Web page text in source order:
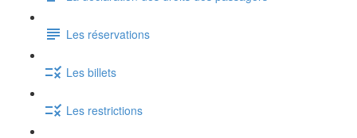
Les réservations
Les billets
Les restrictions